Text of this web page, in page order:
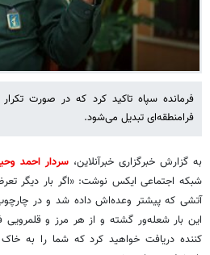
فرمانده سپاه تاکید کرد که در صورت
فرامنطقه‌ای تبدیل می‌شود.
به گزارش خبرگزاری خبرآنلاین، سردار احمد
شبکه اجتماعی ایکس نوشت: «اگر بار دیگر
آتشی که پیشتر وعده‌اش داده شد و در
این بار شعله‌ور گشته و از هر مرز و قلمرویی
کننده دریافت خواهید کرد که شما را به خاک